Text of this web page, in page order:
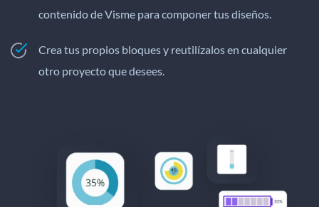
contenido de Visme para componer tus diseños.
Crea tus propios bloques y reutilízalos en cualquier
otro proyecto que desees.